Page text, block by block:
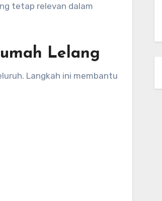
tetap relevan dalam
Lelang
Langkah ini membantu